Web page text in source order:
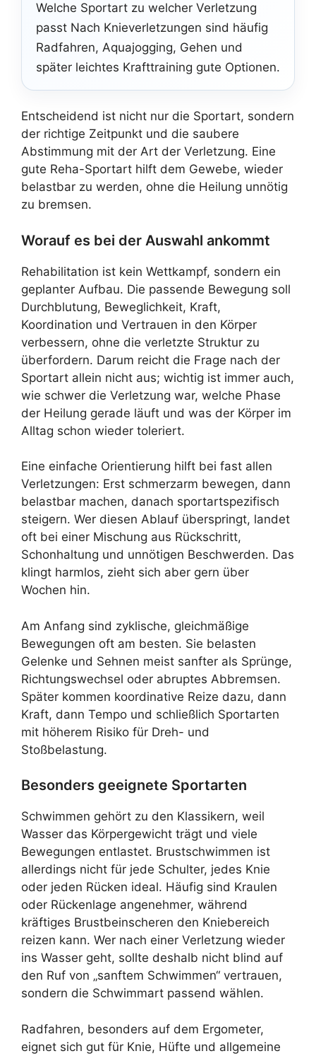
Welche Sportart zu welcher Verletzung
passt Nach Knieverletzungen sind häufig
Radfahren, Aquajogging, Gehen und
später leichtes Krafttraining gute Optionen.
Entscheidend ist nicht nur die Sportart, sondern
der richtige Zeitpunkt und die saubere
Abstimmung mit der Art der Verletzung. Eine
gute Reha-Sportart hilft dem Gewebe, wieder
belastbar zu werden, ohne die Heilung unnötig
zu bremsen.
Worauf es bei der Auswahl ankommt
Rehabilitation ist kein Wettkampf, sondern ein
geplanter Aufbau. Die passende Bewegung soll
Durchblutung, Beweglichkeit, Kraft,
Koordination und Vertrauen in den Körper
verbessern, ohne die verletzte Struktur zu
überfordern. Darum reicht die Frage nach der
Sportart allein nicht aus; wichtig ist immer auch,
wie schwer die Verletzung war, welche Phase
der Heilung gerade läuft und was der Körper im
Alltag schon wieder toleriert.
Eine einfache Orientierung hilft bei fast allen
Verletzungen: Erst schmerzarm bewegen, dann
belastbar machen, danach sportartspezifisch
steigern. Wer diesen Ablauf überspringt, landet
oft bei einer Mischung aus Rückschritt,
Schonhaltung und unnötigen Beschwerden. Das
klingt harmlos, zieht sich aber gern über
Wochen hin.
Am Anfang sind zyklische, gleichmäßige
Bewegungen oft am besten. Sie belasten
Gelenke und Sehnen meist sanfter als Sprünge,
Richtungswechsel oder abruptes Abbremsen.
Später kommen koordinative Reize dazu, dann
Kraft, dann Tempo und schließlich Sportarten
mit höherem Risiko für Dreh- und
Stoßbelastung.
Besonders geeignete Sportarten
Schwimmen gehört zu den Klassikern, weil
Wasser das Körpergewicht trägt und viele
Bewegungen entlastet. Brustschwimmen ist
allerdings nicht für jede Schulter, jedes Knie
oder jeden Rücken ideal. Häufig sind Kraulen
oder Rückenlage angenehmer, während
kräftiges Brustbeinscheren den Kniebereich
reizen kann. Wer nach einer Verletzung wieder
ins Wasser geht, sollte deshalb nicht blind auf
den Ruf von „sanftem Schwimmen“ vertrauen,
sondern die Schwimmart passend wählen.
Radfahren, besonders auf dem Ergometer,
eignet sich gut für Knie, Hüfte und allgemeine